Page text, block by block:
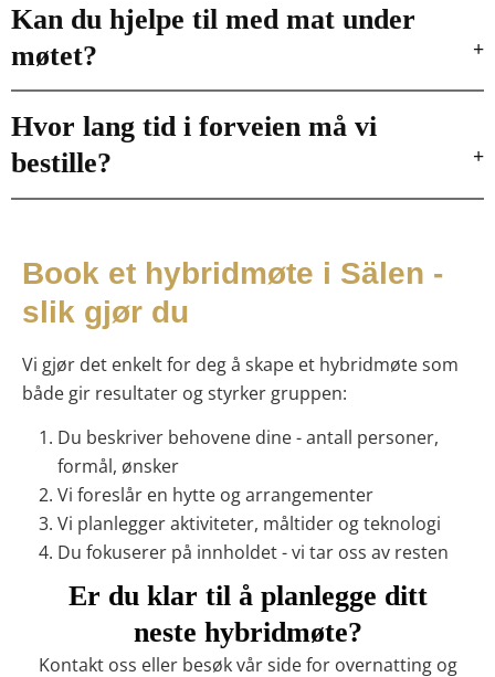
Kan du hjelpe til med mat under
møtet?
Hvor lang tid i forveien må vi
bestille?
Book et hybridmøte i Sälen -
slik gjør du
Vi gjør det enkelt for deg å skape et hybridmøte som
både gir resultater og styrker gruppen:
Du beskriver behovene dine - antall personer,
formål, ønsker
Vi foreslår en hytte og arrangementer
Vi planlegger aktiviteter, måltider og teknologi
Du fokuserer på innholdet - vi tar oss av resten
Er du klar til å planlegge ditt
neste hybridmøte?
Kontakt oss eller besøk vår side for overnatting og